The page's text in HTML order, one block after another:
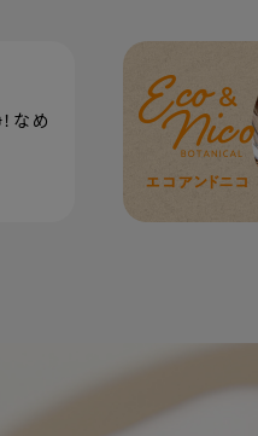
なめ